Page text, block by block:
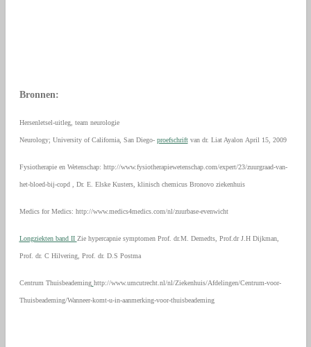
Bronnen:
Hersenletsel-uitleg, team neurologie
Neurology; University of California, San Diego- proefschriftvan dr. Liat Ayalon April 15, 2009
Fysiotherapie en Wetenschap: http://www.fysiotherapiewetenschap.com/expert/23/zuurgraad-van-
het-bloed-bij-copd , Dr. E. Elske Kusters, klinisch chemicus Bronovo ziekenhuis
Medics for Medics: http://www.medics4medics.com/nl/zuurbase-evenwicht
Longziekten band II Zie hypercapnie symptomen Prof. dr.M. Demedts, Prof.dr J.H Dijkman,
Prof. dr. C Hilvering, Prof. dr. D.S Postma
Centrum Thuisbeademing http://www.umcutrecht.nl/nl/Ziekenhuis/Afdelingen/Centrum-voor-
Thuisbeademing/Wanneer-komt-u-in-aanmerking-voor-thuisbeademing